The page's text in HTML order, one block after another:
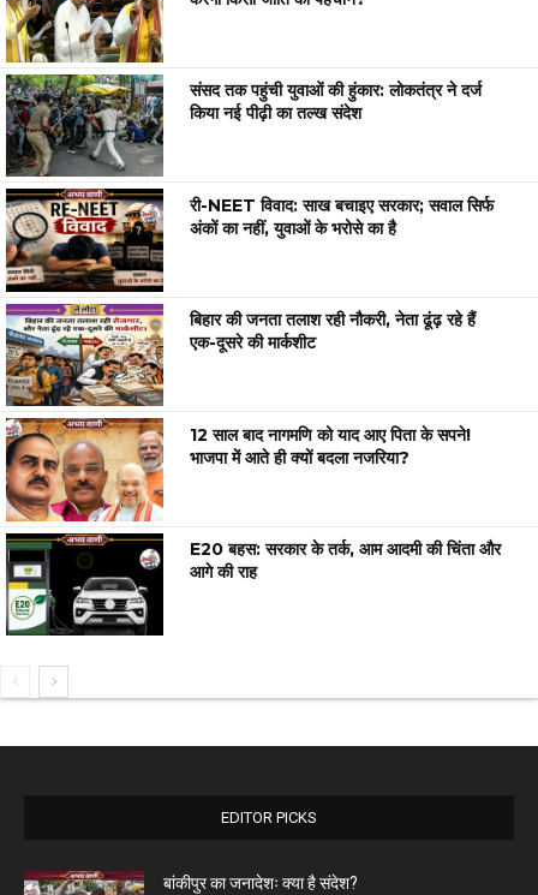
संसद तक पहुंची युवाओं की हुंकार: लोकतंत्र ने दर्ज
किया नई पीढ़ी का तल्ख संदेश
री-NEET विवाद: साख बचाइए सरकार; सवाल सिर्फ
अंकों का नहीं, युवाओं के भरोसे का है
बिहार की जनता तलाश रही नौकरी, नेता ढूंढ़ रहे हैं
एक-दूसरे की मार्कशीट
12 साल बाद नागमणि को याद आए पिता के सपने!
भाजपा में आते ही क्यों बदला नजरिया?
E20 बहस: सरकार के तर्क, आम आदमी की चिंता और
आगे की राह
EDITOR PICKS
बांकीपुर का जनादेशः क्या है संदेश?